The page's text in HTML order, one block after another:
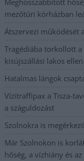
Meghosszabbított
mezőtúri kórházban
Átszervezi működését
Tragédiába torkollott
kisújszállási lakos
Hatalmas lángok
Vízitraffipax a Tisza-
a száguldozást
Szolnokra is
Már Szolnokon is
hőség, a vízhiány és